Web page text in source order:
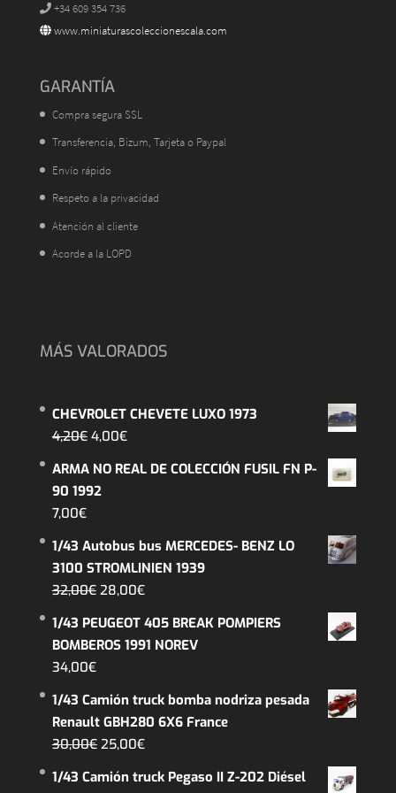
+34 609 354 736
www.miniaturascoleccionescala.com
GARANTÍA
Compra segura SSL
Transferencia, Bizum, Tarjeta o Paypal
Envío rápido
Respeto a la privacidad
Atención al cliente
Acorde a la LOPD
MÁS VALORADOS
CHEVROLET CHEVETE LUXO 1973
4,20€ El
4,00€El
ARMA NO REAL DE COLECCIÓN FUSIL FN P-
90 1992
7,00€
1/43 Autobus bus MERCEDES- BENZ LO
3100 STROMLINIEN 1939
32,00€ El
28,00€El
1/43 PEUGEOT 405 BREAK POMPIERS
BOMBEROS 1991 NOREV
34,00€
1/43 Camión truck bomba nodriza pesada
Renault GBH280 6X6 France
30,00€ El
25,00€El
1/43 Camión truck Pegaso II Z-202 Diésel